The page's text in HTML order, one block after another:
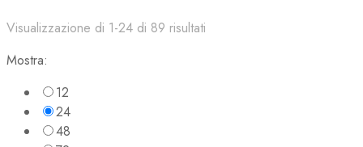
Visualizzazione di 1-24 di 89 risultati
Mostra:
12
24
48